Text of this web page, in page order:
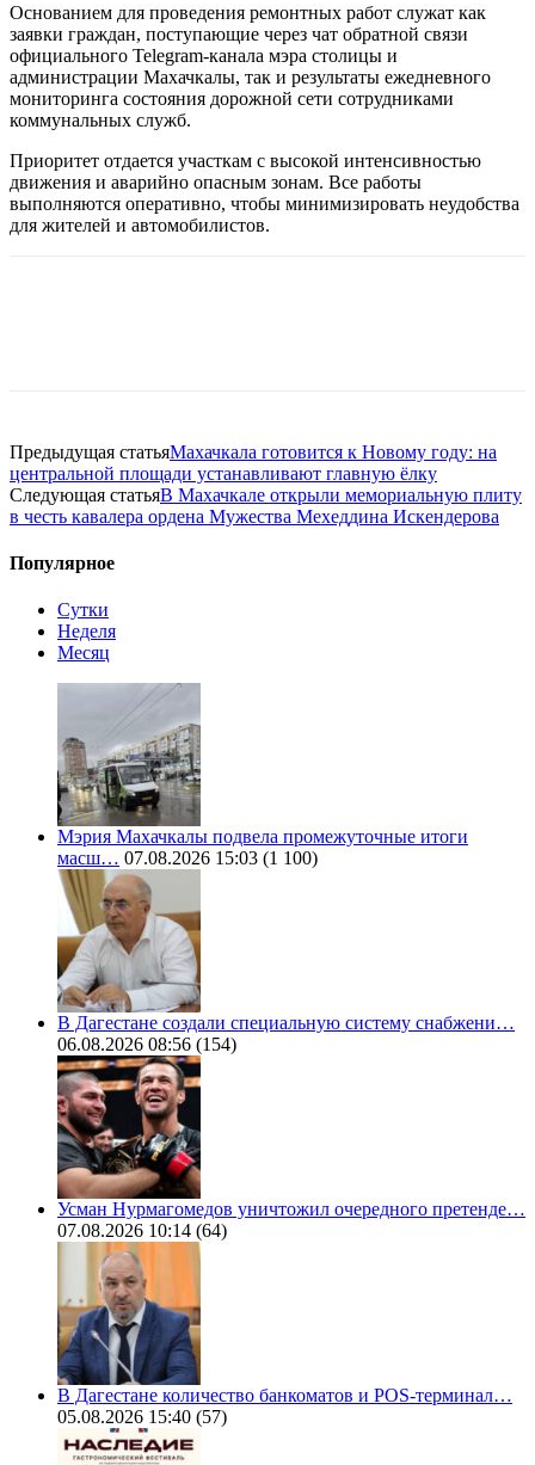
Основанием для проведения ремонтных работ служат как
заявки граждан, поступающие через чат обратной связи
официального Telegram-канала мэра столицы и
администрации Махачкалы, так и результаты ежедневного
мониторинга состояния дорожной сети сотрудниками
коммунальных служб.
Приоритет отдается участкам с высокой интенсивностью
движения и аварийно опасным зонам. Все работы
выполняются оперативно, чтобы минимизировать неудобства
для жителей и автомобилистов.
Предыдущая статьяМахачкала готовится к Новому году: на
центральной площади устанавливают главную ёлку
Следующая статьяВ Махачкале открыли мемориальную плиту
в честь кавалера ордена Мужества Мехеддина Искендерова
Популярное
Сутки
Неделя
Месяц
Мэрия Махачкалы подвела промежуточные итоги
масш… 07.08.2026 15:03 (1 100)
В Дагестане создали специальную систему снабжени…
06.08.2026 08:56 (154)
Усман Нурмагомедов уничтожил очередного претенде…
07.08.2026 10:14 (64)
В Дагестане количество банкоматов и POS-терминал…
05.08.2026 15:40 (57)